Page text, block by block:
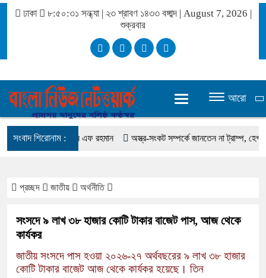
ঢাকা ৮:৫০:৩২ সন্ধ্যা| ২৩ শ্রাবণ ১৪৩৩ বঙ্গাব্দ | August 7, 2026 |
শুক্রবার
আরো
সংবাদ শিরোনাম :
করেছিলেন সালমান এফ রহমান অস্ত্র-সংকট সম্পর্কে জানতেন না ট্রাম্প, হেগসেথের
প্রচ্ছদ জাতীয় অর্থনীতি
সংসদে ৯ লাখ ৩৮ হাজার কোটি টাকার বাজেট পাস, আজ থেকে
কার্যকর
জাতীয় সংসদে পাস হওয়া ২০২৬-২৭ অর্থবছরের ৯ লাখ ৩৮ হাজার
কোটি টাকার বাজেট আজ থেকে কার্যকর হয়েছে। তিন